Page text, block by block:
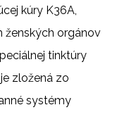
kúry K36A,
ženských orgánov
tinktúry
zložená zo
systémy